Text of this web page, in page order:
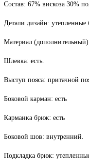
Состав: 67% вискоза 30%
Детали дизайн:
Материал
Шлевка: есть.
Выступ пояса: притачной
Боковой карман: есть
Карманка брюк: есть
Боковой шов: внутренний.
Подкладка брюк: